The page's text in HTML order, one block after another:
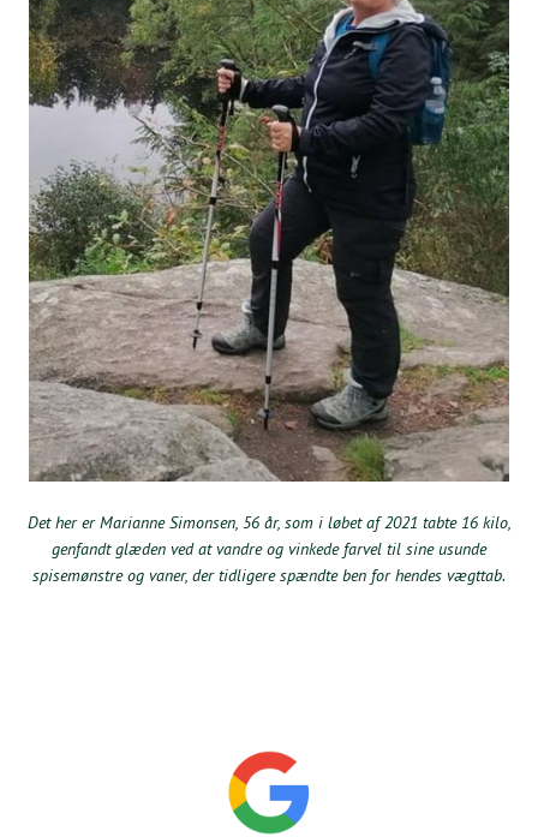
Det her er Marianne Simonsen, 56 år, som i løbet af 2021 tabte 16 kilo,
genfandt glæden ved at vandre og vinkede farvel til sine usunde
spisemønstre og vaner, der tidligere spændte ben for hendes vægttab.